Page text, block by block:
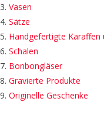
Vasen
Sätze
Handgefertigte Karaffen
Schalen
Bonbongläser
Gravierte Produkte
Originelle Geschenke